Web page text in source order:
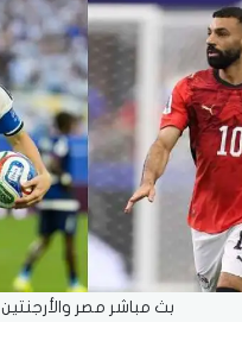
بث مباشر مصر والأرجنتين